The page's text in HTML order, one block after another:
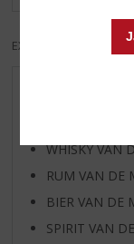
EXCL. BTW
WHISKY VAN
RUM VAN DE
BIER VAN DE
SPIRIT VAN